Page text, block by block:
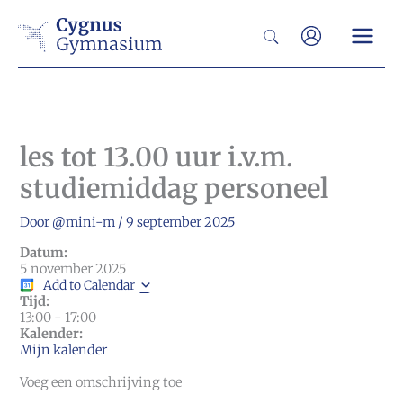
naar
Zoeken
les tot 13.00 uur i.v.m.
studiemiddag personeel
Door @mini-m /9 september 2025
Datum:
5 november 2025
Add to Calendar
Tijd:
13:00 - 17:00
Kalender:
Mijn kalender
Voeg een omschrijving toe